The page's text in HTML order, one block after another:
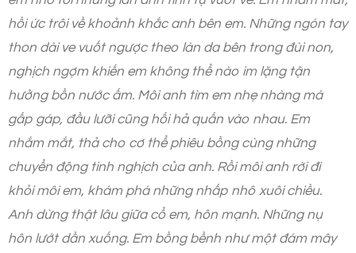
hồi ức trôi về khoảnh khắc anh bên em. Những ngón tay
thon dài ve vuốt ngược theo làn da bên trong đùi non,
nghịch ngợm khiến em không thể nào im lặng tận
hưởng bồn nước ấm. Môi anh tìm em nhẹ nhàng mà
gấp gáp, đầu lưỡi cũng hối hả quấn vào nhau. Em
nhắm mắt, thả cho cơ thể phiêu bồng cùng những
chuyển động tinh nghịch của anh. Rồi môi anh rời đi
khỏi môi em, khám phá những nhấp nhô xuôi chiều.
Anh dừng thật lâu giữa cổ em, hôn mạnh. Những nụ
hôn lướt dần xuống. Em bồng bềnh như một đám mây